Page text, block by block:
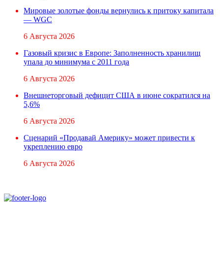
Мировые золотые фонды вернулись к притоку капитала
— WGC
6 Августа 2026
Газовый кризис в Европе: Заполненность хранилищ
упала до минимума с 2011 года
6 Августа 2026
Внешнеторговый дефицит США в июне сократился на
5,6%
6 Августа 2026
Сценарий «Продавай Америку» может привести к
укреплению евро
6 Августа 2026